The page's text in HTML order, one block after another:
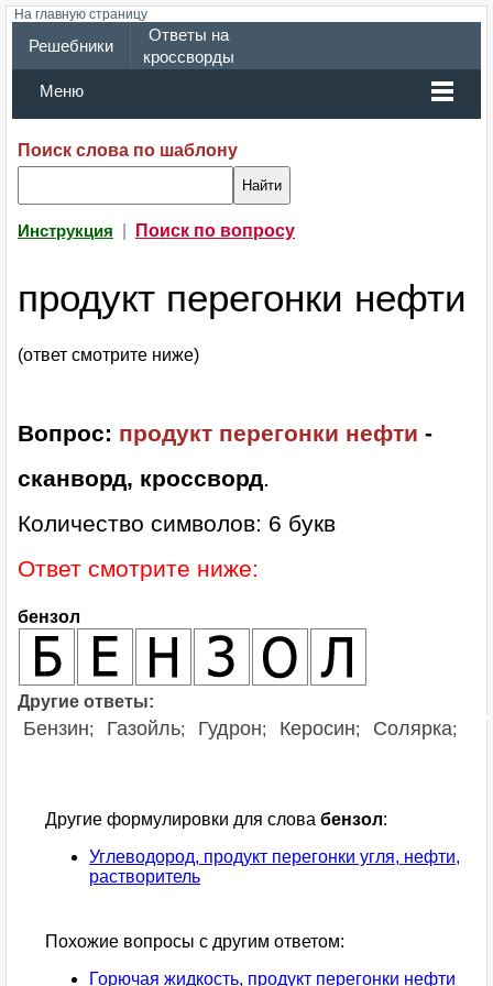
На главную страницу
Решебники
Ответы на
кроссворды
Меню
Поиск слова по шаблону
Инструкция Поиск по вопросу
продукт перегонки нефти
(ответ смотрите ниже)
Вопрос: продукт перегонки нефти -
сканворд, кроссворд.
Количество символов: 6 букв
Ответ смотрите ниже:
бензол
Другие ответы:
Бензин; Газойль; Гудрон; Керосин; Солярка;
Другие формулировки для слова бензол:
Углеводород, продукт перегонки угля, нефти,
растворитель
Похожие вопросы с другим ответом:
Горючая жидкость, продукт перегонки нефти